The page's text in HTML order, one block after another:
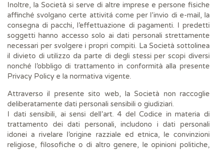
Inoltre, la Società si serve di altre imprese e persone fisiche
affinché svolgano certe attivitá come per l’invio di e-mail, la
consegna di pacchi, l’effettuazione di pagamenti. I predetti
soggetti hanno accesso solo ai dati personali strettamente
necessari per svolgere i propri compiti. La Società sottolinea
il divieto di utilizzo da parte di degli stessi per scopi diversi
nonché l’obbligo di trattamento in conformità alla presente
Privacy Policy e la normativa vigente.
Attraverso il presente sito web, la Società non raccoglie
deliberatamente dati personali sensibili o giudiziari.
I dati sensibili, ai sensi dell’art. 4 del Codice in materia di
trattamento dei dati personali, includono i dati personali
idonei a rivelare l’origine razziale ed etnica, le convinzioni
religiose, filosofiche o di altro genere, le opinioni politiche,